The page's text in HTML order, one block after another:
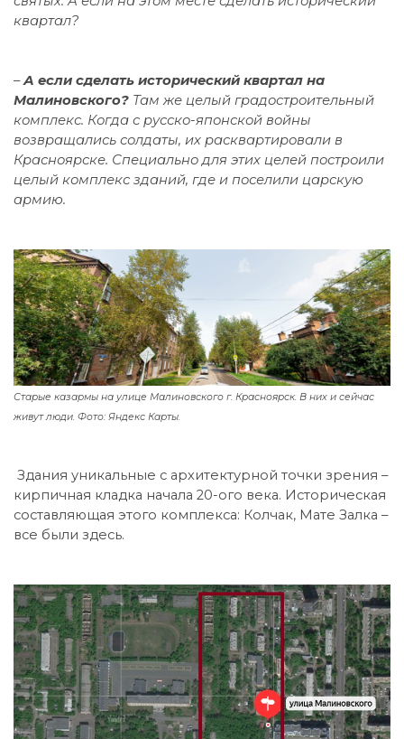
квартал?
– А если сделать исторический квартал на
Малиновского? Там же целый градостроительный
комплекс. Когда с русско-японской войны
возвращались солдаты, их расквартировали в
Красноярске. Специально для этих целей построили
целый комплекс зданий, где и поселили царскую
армию.
Старые казармы на улице Малиновского г. Красноярск. В них и сейчас
живут люди. Фото: Яндекс Карты.
Здания уникальные с архитектурной точки зрения –
кирпичная кладка начала 20-ого века. Историческая
составляющая этого комплекса: Колчак, Мате Залка –
все были здесь.